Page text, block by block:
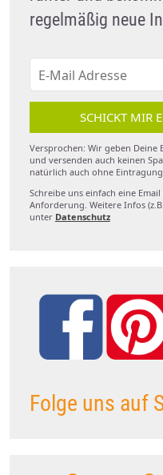
regelmäßig neue
SCHICKT MIR
Versprochen: Wir geben Deine
und versenden auch keinen
natürlich auch ohne
Schreibe uns einfach eine
Anforderung. Weitere Infos
unter Datenschutz
Folge uns auf